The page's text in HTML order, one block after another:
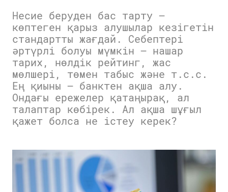
Несие беруден бас тарту —
көптеген қарыз алушылар кезігетін
стандартты жағдай. Себептері
әртүрлі болуы мүмкін — нашар
тарих, нөлдік рейтинг, жас
мөлшері, төмен табыс және т.с.с.
Ең қиыны — банктен ақша алу.
Ондағы ережелер қатаңырақ, ал
талаптар көбірек. Ал ақша шұғыл
қажет болса не істеу керек?